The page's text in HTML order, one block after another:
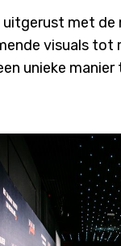
uitgerust met de
visuals tot
unieke